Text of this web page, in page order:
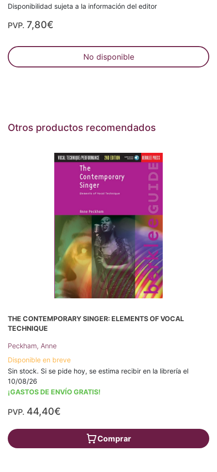
Disponibilidad sujeta a la información del editor
PVP. 7,80€
No disponible
Otros productos recomendados
THE CONTEMPORARY SINGER: ELEMENTS OF VOCAL
TECHNIQUE
Peckham, Anne
Disponible en breve
Sin stock. Si se pide hoy, se estima recibir en la librería el
10/08/26
¡GASTOS DE ENVÍO GRATIS!
PVP. 44,40€
Comprar